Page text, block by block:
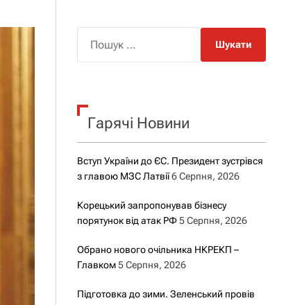
о
в
о
г
у
к
Гарячі Новини
Вступ України до ЄС. Президент зустрівся
з главою МЗС Латвії 6 Серпня, 2026
Корецький запропонував бізнесу
порятунок від атак РФ 5 Серпня, 2026
Обрано нового очільника НКРЕКП –
Главком 5 Серпня, 2026
Підготовка до зими. Зеленський провів